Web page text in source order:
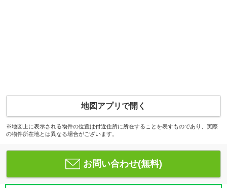
地図アプリで開く
※地図上に表示される物件の位置は付近住所に所在することを表すものであり、実際
の物件所在地とは異なる場合がございます。
お問い合わせ(無料)